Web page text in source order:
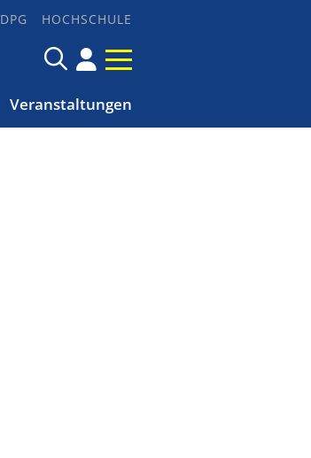
DPG HOCHSCHULE
Veranstaltungen